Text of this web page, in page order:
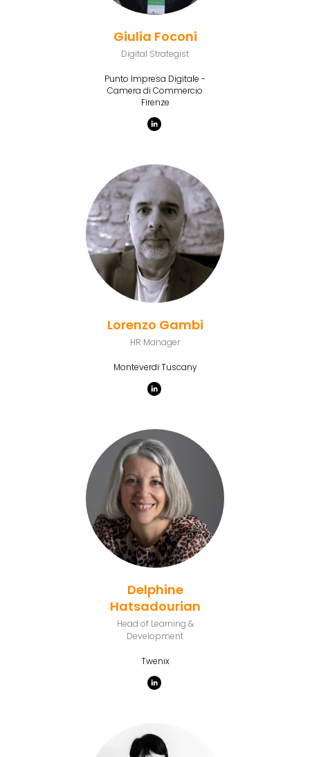
Giulia Foconi
Digital Strategist
Punto Impresa Digitale -
Camera di Commercio
Firenze
Lorenzo Gambi
HR Manager
Monteverdi Tuscany
Delphine
Hatsadourian
Head of Learning &
Development
Twenix